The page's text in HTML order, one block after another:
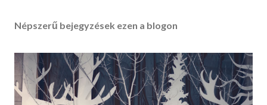
Népszerű bejegyzések ezen a blogon